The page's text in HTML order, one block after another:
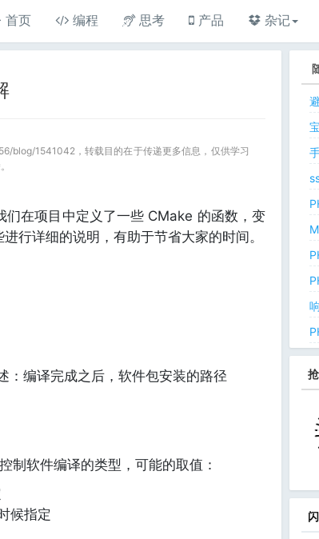
首页 编程 思考 产品 杂记
blog/1541042，转载目的在于传递更多信息，仅供学习
在项目中定义了一些 CMake 的函数，变
行详细的说明，有助于节省大家的时间。
：编译完成之后，软件包安装的路径
制软件编译的类型，可能的取值：
候指定